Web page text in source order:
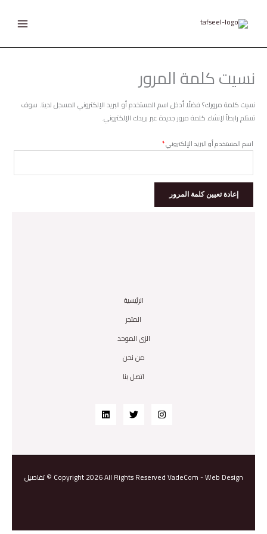
المحتوى
نسيت كلمة المرور
نسيت كلمة مرورك؟ فضلًا أدخل اسم المستخدم أو البريد الإلكتروني المسجل لدينا. سوف
تستلم رابطاً لإنشاء كلمة مرور جديدة عبر بريدك الإلكتروني.
اسم المستخدم أو البريد الإلكتروني*
إعادة تعيين كلمة المرور
الرئيسية
المتجر
الزى الموحد
من نحن
اتصل بنا
تفاصيل © Copyright 2026 All Rights ReservedVadeCom-Web Design